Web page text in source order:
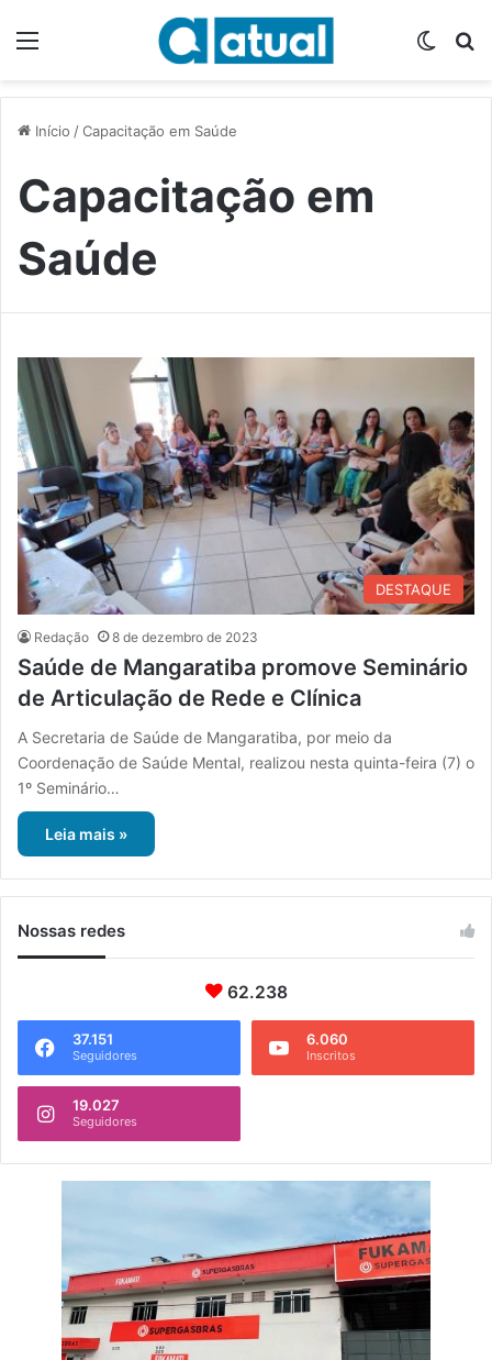
Início /Capacitação em Saúde
Capacitação em
Saúde
DESTAQUE
Redação 8 de dezembro de 2023
Saúde de Mangaratiba promove Seminário
de Articulação de Rede e Clínica
A Secretaria de Saúde de Mangaratiba, por meio da
Coordenação de Saúde Mental, realizou nesta quinta-feira (7) o
1º Seminário…
Leia mais »
Nossas redes
62.238
37.151
Seguidores
6.060
Inscritos
19.027
Seguidores